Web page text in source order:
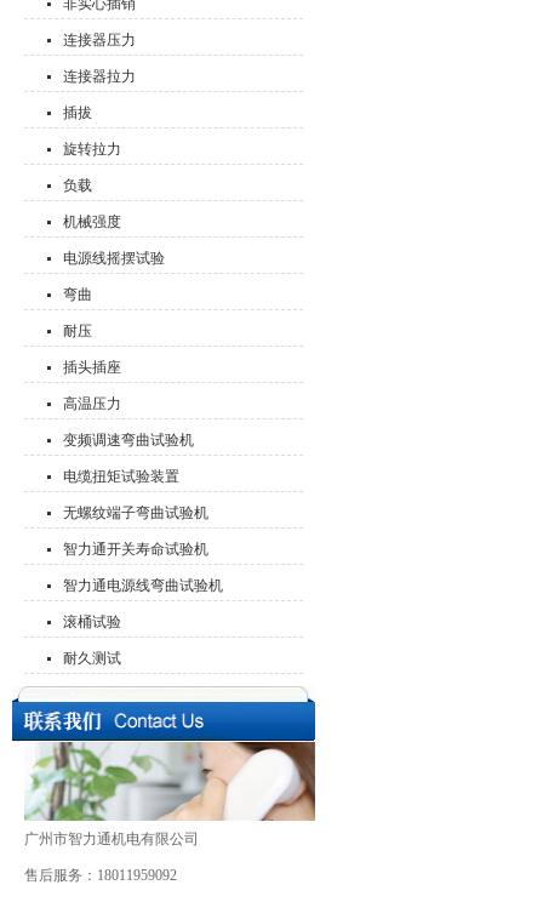
非实心插销
连接器压力
连接器拉力
插拔
旋转拉力
负载
机械强度
电源线摇摆试验
弯曲
耐压
插头插座
高温压力
变频调速弯曲试验机
电缆扭矩试验装置
无螺纹端子弯曲试验机
智力通开关寿命试验机
智力通电源线弯曲试验机
滚桶试验
耐久测试
广州市智力通机电有限公司
售后服务：18011959092